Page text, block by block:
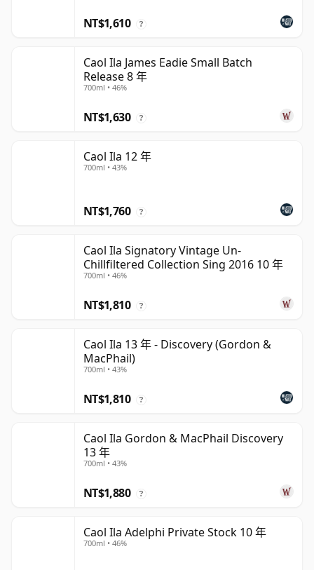
NT$1,610 ?
Caol Ila James Eadie Small Batch
Release 8 年
700ml • 46%
NT$1,630 ?
Caol Ila 12 年
700ml • 43%
NT$1,760 ?
Caol Ila Signatory Vintage Un-
Chillfiltered Collection Sing 2016 10 年
700ml • 46%
NT$1,810 ?
Caol Ila 13 年 - Discovery (Gordon &
MacPhail)
700ml • 43%
NT$1,810 ?
Caol Ila Gordon & MacPhail Discovery
13 年
700ml • 43%
NT$1,880 ?
Caol Ila Adelphi Private Stock 10 年
700ml • 46%